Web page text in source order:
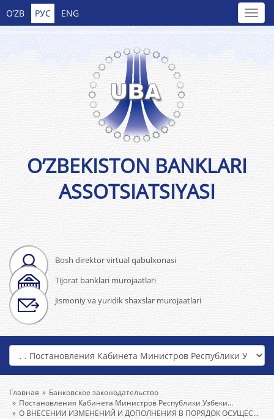
O’ZB РУС ENG
Bosh direktor virtual qabulxonasi
Tijorat banklari murojaatlari
Jismoniy va yuridik shaxslar murojaatlari
O’ZBEKISTON BANKLARI
ASSOTSIATSIYASI
Главная
Банковское законодательство
Постановления Кабинета Министров Республики Узбеки...
О ВНЕСЕНИИ ИЗМЕНЕНИЙ И ДОПОЛНЕНИЯ В ПОРЯДОК ОСУЩЕС...